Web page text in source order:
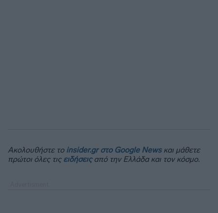
Ακολουθήστε το insider.gr στο Google Newsκαι μάθετε
πρώτοι όλες τις ειδήσειςαπό την Ελλάδα και τον κόσμο.